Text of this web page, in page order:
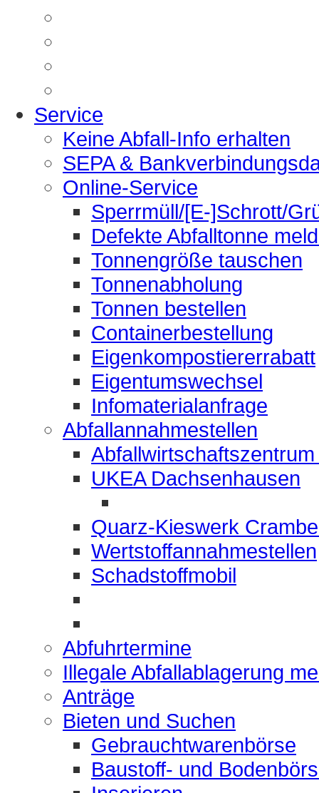
Service
Keine Abfall-Info erhalten
SEPA &
Online-Service
Sperrmüll/[E-]Schrott/
Defekte Abfalltonne
Tonnengröße tauschen
Tonnenabholung
Tonnen bestellen
Containerbestellung
Eigenkompostiererrabatt
Eigentumswechsel
Infomaterialanfrage
Abfallannahmestellen
UKEA Dachsenhausen
Quarz-Kieswerk
Wertstoffannahmestellen
Schadstoffmobil
Abfuhrtermine
Illegale Abfallablagerung
Anträge
Bieten und Suchen
Gebrauchtwarenbörse
Baustoff- und